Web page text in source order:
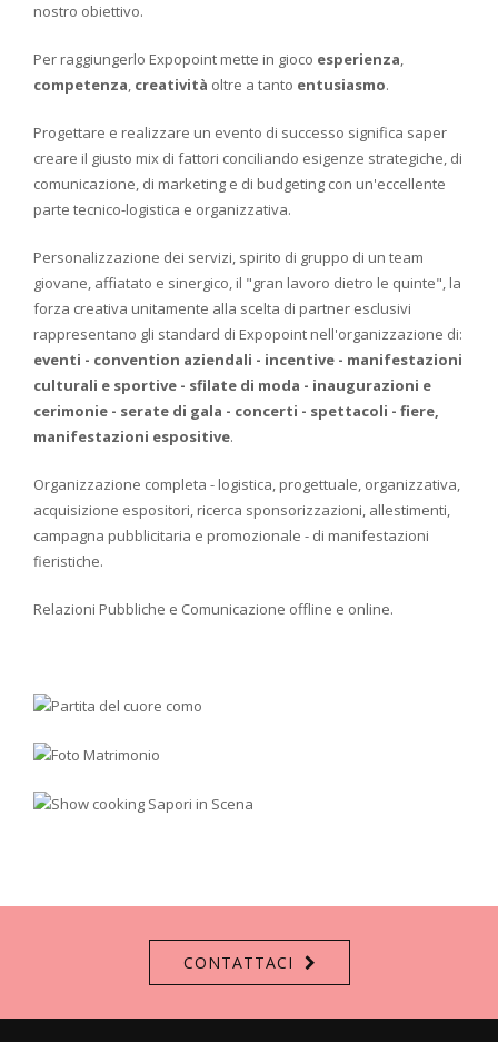
nostro obiettivo.
Per raggiungerlo Expopoint mette in gioco esperienza,
competenza, creatività oltre a tanto entusiasmo.
Progettare e realizzare un evento di successo significa saper
creare il giusto mix di fattori conciliando esigenze strategiche, di
comunicazione, di marketing e di budgeting con un'eccellente
parte tecnico-logistica e organizzativa.
Personalizzazione dei servizi, spirito di gruppo di un team
giovane, affiatato e sinergico, il "gran lavoro dietro le quinte", la
forza creativa unitamente alla scelta di partner esclusivi
rappresentano gli standard di Expopoint nell'organizzazione di:
eventi - convention aziendali - incentive - manifestazioni
culturali e sportive - sfilate di moda - inaugurazioni e
cerimonie - serate di gala - concerti - spettacoli - fiere,
manifestazioni espositive.
Organizzazione completa - logistica, progettuale, organizzativa,
acquisizione espositori, ricerca sponsorizzazioni, allestimenti,
campagna pubblicitaria e promozionale - di manifestazioni
fieristiche.
Relazioni Pubbliche e Comunicazione offline e online.
CONTATTACI